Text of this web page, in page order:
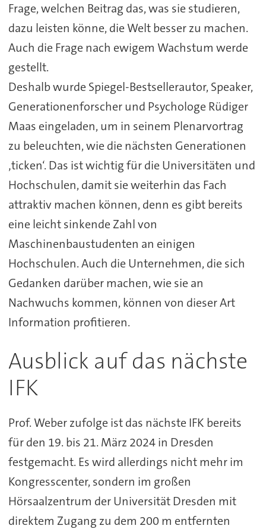
Frage, welchen Beitrag das, was sie studieren,
dazu leisten könne, die Welt besser zu machen.
Auch die Frage nach ewigem Wachstum werde
gestellt.
Deshalb wurde Spiegel-Bestsellerautor, Speaker,
Generationenforscher und Psychologe Rüdiger
Maas eingeladen, um in seinem Plenarvortrag
zu beleuchten, wie die nächsten Generationen
‚ticken‘. Das ist wichtig für die Universitäten und
Hochschulen, damit sie weiterhin das Fach
attraktiv machen können, denn es gibt bereits
eine leicht sinkende Zahl von
Maschinenbaustudenten an einigen
Hochschulen. Auch die Unternehmen, die sich
Gedanken darüber machen, wie sie an
Nachwuchs kommen, können von dieser Art
Information profitieren.
Ausblick auf das nächste
IFK
Prof. Weber zufolge ist das nächste IFK bereits
für den 19. bis 21. März 2024 in Dresden
festgemacht. Es wird allerdings nicht mehr im
Kongresscenter, sondern im großen
Hörsaalzentrum der Universität Dresden mit
direktem Zugang zu dem 200 m entfernten